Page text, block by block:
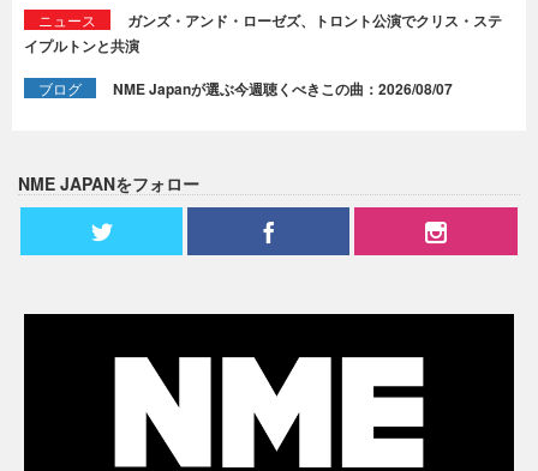
ニュース
ガンズ・アンド・ローゼズ、トロント公演でクリス・ステ
イプルトンと共演
ブログ NME Japanが選ぶ今週聴くべきこの曲：2026/08/07
NME JAPANをフォロー